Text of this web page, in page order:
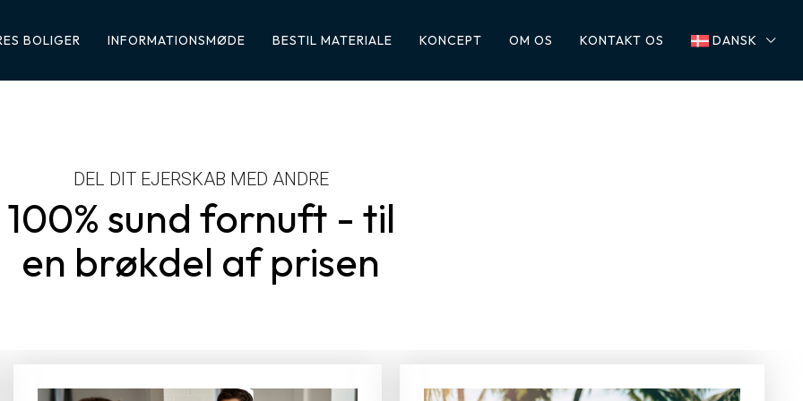
BOLIGER INFORMATIONSMØDE BESTIL MATERIALE KONCEPT OM OS KONTAKT OS DANSK
DEL DIT EJERSKAB MED ANDRE
100% sund fornuft - til
en brøkdel af prisen